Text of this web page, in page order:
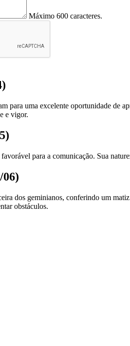
Máximo 600 caracteres.
para uma excelente oportunidade
e vigor.
para a comunicação. Sua
06)
dos geminianos, conferindo um
obstáculos.